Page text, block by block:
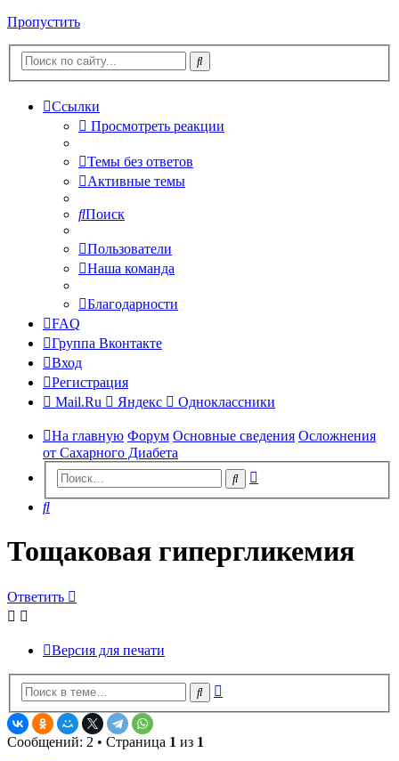
Пропустить
Ссылки
Просмотреть реакции
Темы без ответов
Активные темы
Поиск
Пользователи
Наша команда
Благодарности
FAQ
Группа Вконтакте
Вход
Регистрация
Mail.Ru
Яндекс Одноклассники
На главную Форум Основные сведения Осложнения
от Сахарного Диабета
Поиск
Поиск
Тощаковая гипергликемия
Ответить
Версия для печати
Поиск
Сообщений: 2 • Страница 1 из 1